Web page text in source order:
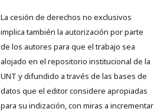
La cesión de derechos no exclusivos
implica también la autorización por parte
de los autores para que el trabajo sea
alojado en el repositorio institucional de la
UNT y difundido a través de las bases de
datos que el editor considere apropiadas
para su indización, con miras a incrementar